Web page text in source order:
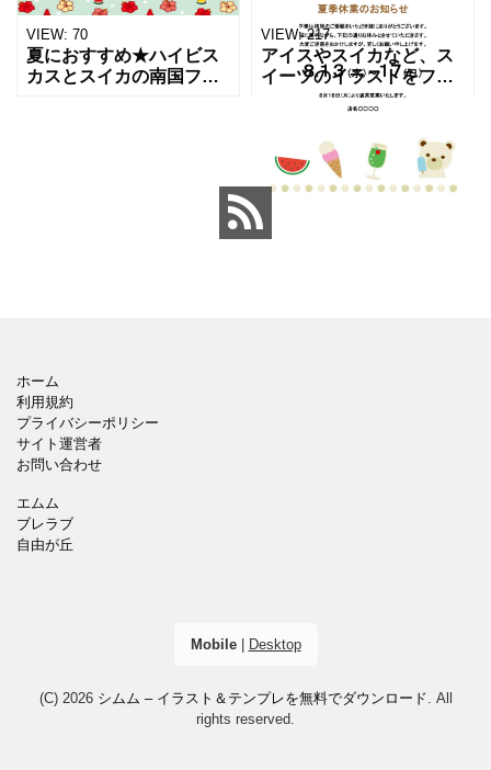
VIEW: 70
夏におすすめ★ハイビス
カスとスイカの南国フレ
VIEW: 217
アイスやスイカなど、ス
イーツのイラストをフレ
ームにした「夏季休業
日」「お盆休み」のご案
内用「張り紙」のテンプ
レートです。 どのイラス
トも夏に頂くスイーツに
ホーム
利用規約
プライバシーポリシー
サイト運営者
お問い合わせ
エムム
ブレラブ
自由が丘
Mobile| Desktop
(C) 2026 シムム – イラスト＆テンプレを無料でダウンロード . All
rights reserved.